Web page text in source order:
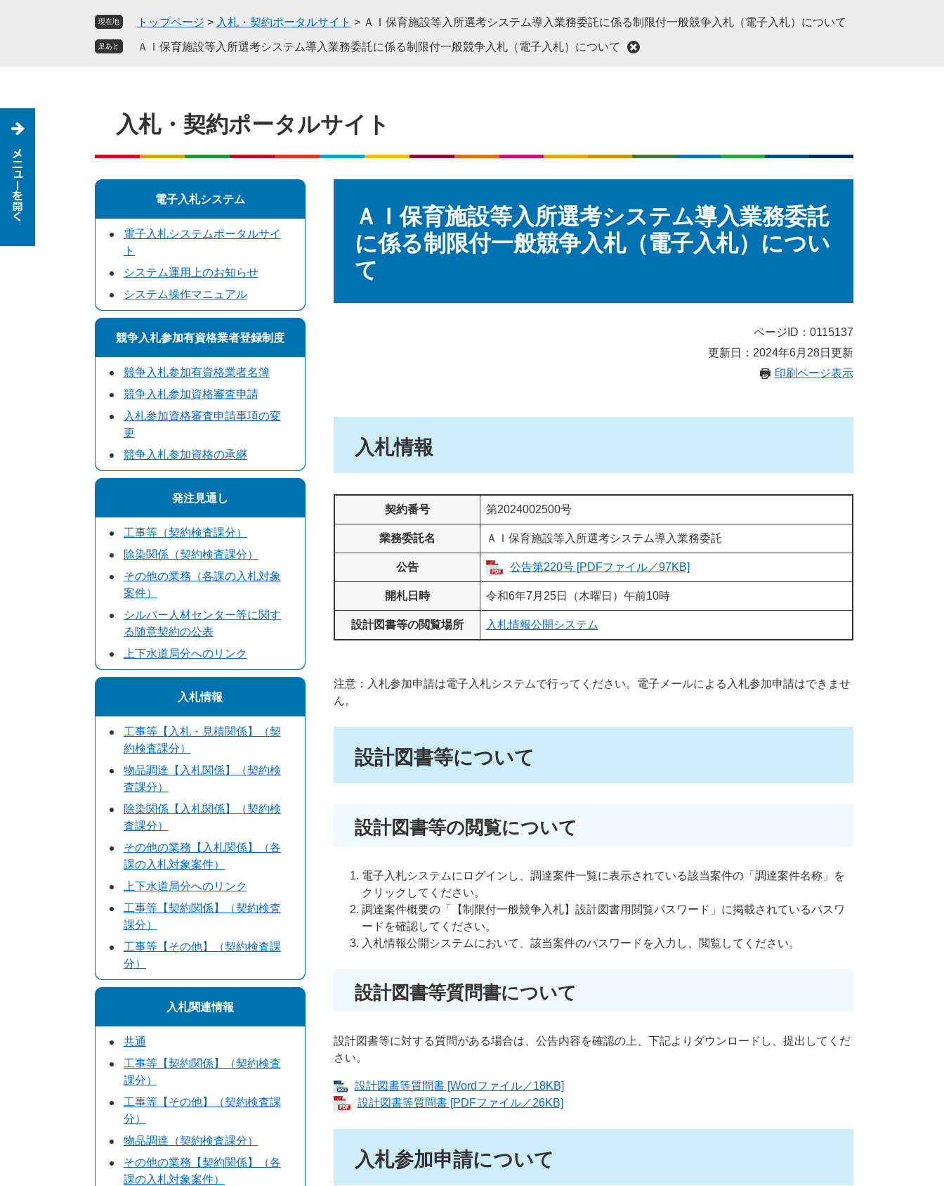
で
ば
現在地 トップページ > 入札・契約ポータルサイト > ＡＩ保育施設等入所選考システム導入業務委託に係る制限付一般競争入札（電子入札）について
足あと ＡＩ保育施設等入所選考システム導入業務委託に係る制限付一般競争入札（電子入札）について
入札・契約ポータルサイト
ＡＩ保育施設等入所選考システム導入業務委託
に係る制限付一般競争入札（電子入札）につい
て
ページID：0115137
更新日：2024年6月28日更新
印刷ページ表示
入札情報
契約番号 第2024002500号
業務委託名 ＡＩ保育施設等入所選考システム導入業務委託
公告 公告第220号 [PDFファイル／97KB]
開札日時 令和6年7月25日（木曜日）午前10時
設計図書等の閲覧場所 入札情報公開システム
注意：入札参加申請は電子入札システムで行ってください。電子メールによる入札参加申請はできませ
ん。
設計図書等について
設計図書等の閲覧について
電子入札システムにログインし、調達案件一覧に表示されている該当案件の「調達案件名称」を
クリックしてください。
調達案件概要の「【制限付一般競争入札】設計図書用閲覧パスワード」に掲載されているパスワ
ードを確認してください。
入札情報公開システムにおいて、該当案件のパスワードを入力し、閲覧してください。
設計図書等質問書について
設計図書等に対する質問がある場合は、公告内容を確認の上、下記よりダウンロードし、提出してくだ
さい。
設計図書等質問書 [Wordファイル／18KB]
設計図書等質問書 [PDFファイル／26KB]
​入札参加申請について
電子入札システム
電子入札システムポータルサイ
ト
システム運用上のお知らせ
システム操作マニュアル
競争入札参加有資格業者登録制度
競争入札参加有資格業者名簿
競争入札参加資格審査申請
入札参加資格審査申請事項の変
更
競争入札参加資格の承継
発注見通し
工事等（契約検査課分）
除染関係（契約検査課分）
その他の業務（各課の入札対象
案件）
シルバー人材センター等に関す
る随意契約の公表
上下水道局分へのリンク
入札情報
工事等【入札・見積関係】（契
約検査課分）
物品調達【入札関係】（契約検
査課分）
除染関係【入札関係】（契約検
査課分）
その他の業務【入札関係】（各
課の入札対象案件）
上下水道局分へのリンク
工事等【契約関係】（契約検査
課分）
工事等【その他】（契約検査課
分）
入札関連情報
共通
工事等【契約関係】（契約検査
課分）
工事等【その他】（契約検査課
分）
物品調達（契約検査課分）
その他の業務【契約関係】（各
課の入札対象案件）